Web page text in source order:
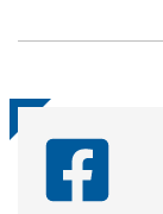
(Twitter)